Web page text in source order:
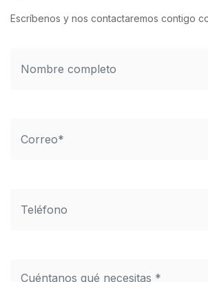
Escríbenos y nos contactaremos contigo